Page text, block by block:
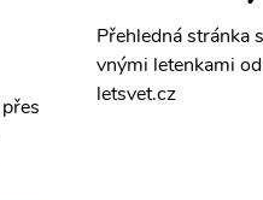
Přehledná stránka
vnými letenkami
letsvet.cz